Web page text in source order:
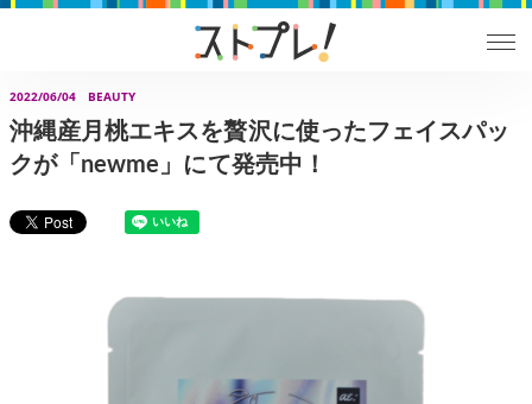
2022/06/04 BEAUTY
沖縄産月桃エキスを贅沢に使ったフェイスパッ
クが「newme」にて発売中！